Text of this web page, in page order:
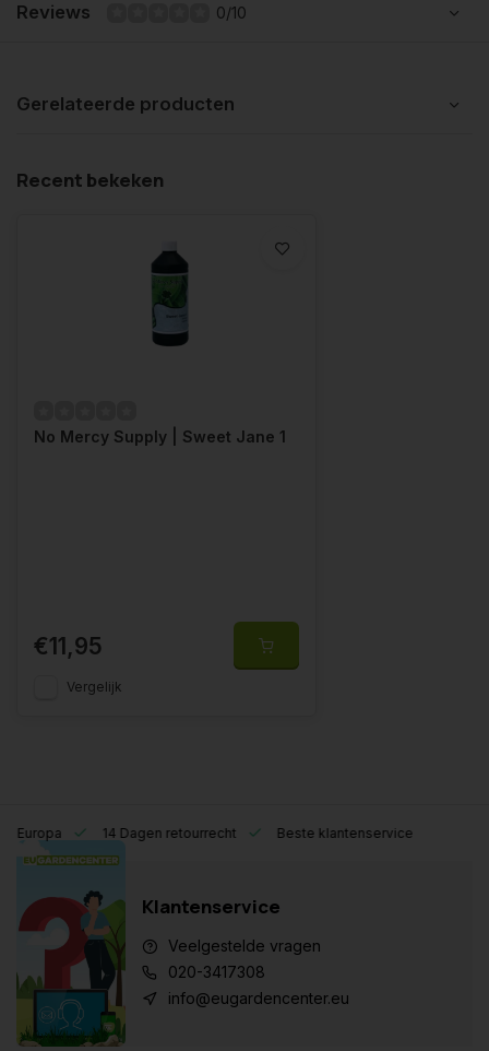
Reviews 0/10
Gerelateerde producten
Recent bekeken
No Mercy Supply | Sweet Jane 1
€11,95
Vergelijk
Europa 14 Dagen retourrecht Beste klantenservice
Klantenservice
Veelgestelde vragen
020-3417308
info@eugardencenter.eu